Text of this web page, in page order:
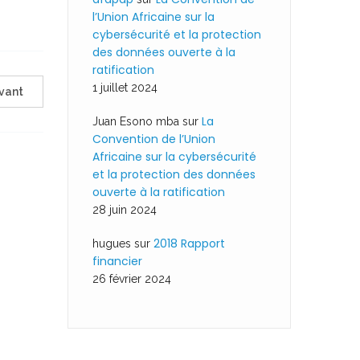
l’Union Africaine sur la
cybersécurité et la protection
des données ouverte à la
ratification
1 juillet 2024
Juan Esono mba sur La
Convention de l’Union
Africaine sur la cybersécurité
et la protection des données
ouverte à la ratification
28 juin 2024
hugues sur 2018 Rapport
financier
26 février 2024